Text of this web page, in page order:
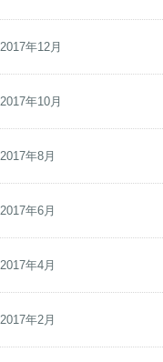
2017年12月
2017年10月
2017年8月
2017年6月
2017年4月
2017年2月